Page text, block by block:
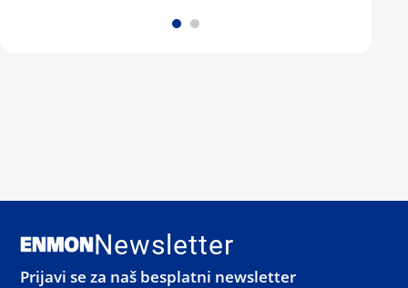
Newsletter
Prijavi se za naš besplatni newsletter